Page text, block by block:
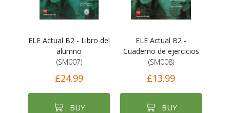
ELE Actual B2 - Libro del
alumno
(SM007)
£24.99
BUY
ELE Actual B2 -
Cuaderno de ejercicios
(SM008)
£13.99
BUY